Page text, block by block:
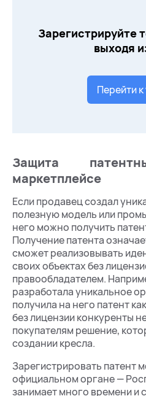
Зарегистрируйте
выходя
Перейти
Защита
маркетплейсе
Если продавец создал
полезную модель или
него можно получить
Получение патента
сможет реализовывать
своих объектах без
правообладателем.
разработала уникальное
получила на него патент
без лицензии конкуренты
покупателям решение,
создании кресла.
Зарегистрировать патент
официальном органе —
занимает много времени и